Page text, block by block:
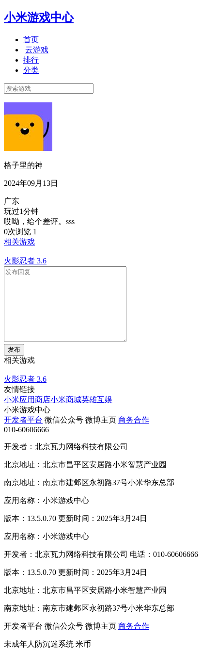
小米游戏中心
首页
云游戏
排行
分类
格子里的神
2024年09月13日
广东
玩过1分钟
哎呦，给个差评。sss
0次浏览 1
相关游戏
火影忍者 3.6
发布
相关游戏
火影忍者 3.6
友情链接
小米应用商店小米商城英雄互娱
小米游戏中心
开发者平台 微信公众号 微博主页 商务合作
010-60606666
开发者：北京瓦力网络科技有限公司
北京地址：北京市昌平区安居路小米智慧产业园
南京地址：南京市建邺区永初路37号小米华东总部
应用名称：小米游戏中心
版本：13.5.0.70 更新时间：2025年3月24日
应用名称：小米游戏中心
开发者：北京瓦力网络科技有限公司 电话：010-60606666
版本：13.5.0.70 更新时间：2025年3月24日
北京地址：北京市昌平区安居路小米智慧产业园
南京地址：南京市建邺区永初路37号小米华东总部
开发者平台 微信公众号 微博主页 商务合作
未成年人防沉迷系统 米币